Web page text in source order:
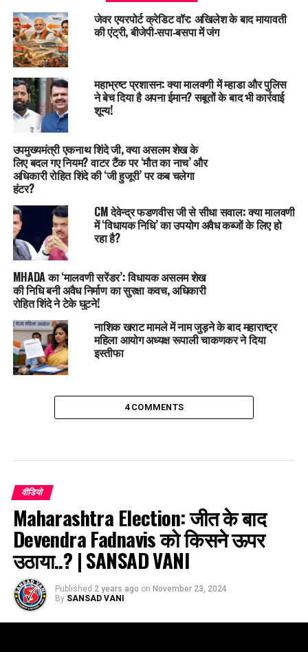
जेवर एयरपोर्ट क्रेडिट वॉर: अखिलेश के बाद मायावती
की एंट्री, बीजेपी‑सपा‑बसपा में जंग
महाभ्रष्ट प्रशासन: क्या मालवणी में म्हाडा और पुलिस
ने बेच दिया है अपना ईमान? सबूतों के बाद भी कार्रवाई
शून्य!
उपमुख्यमंत्री एकनाथ शिंदे जी, क्या असलम शेख के
लिए बदल गए नियम? वाटर टैंक पर ‘मौत का नाच’ और
अधिकारी रोहित शिंदे की ‘जी हुजूरी’ पर कब चलेगा
हंटर?
CM देवेन्द्र फडणवीस जी से सीधा सवाल: क्या मालवणी
में ‘विधायक निधि’ का उपयोग अवैध कब्जों के लिए हो
रहा है?
MHADA का ‘मालवणी सरेंडर’: विधायक असलम शेख
की निधि बनी अवैध निर्माण का सुरक्षा कवच, अधिकारी
रोहित शिंदे ने टेके घुटने!
नाशिक खराट मामले में नाम जुड़ने के बाद महाराष्ट्र
महिला आयोग अध्यक्ष रूपाली चाकणकर ने दिया
इस्तीफा
4 COMMENTS
वीडियो
Maharashtra Election: जीत के बाद
Devendra Fadnavis को किसने ऊपर
उठाया..? | SANSAD VANI
Published 2 years ago on November 23, 2024
By SANSAD VANI